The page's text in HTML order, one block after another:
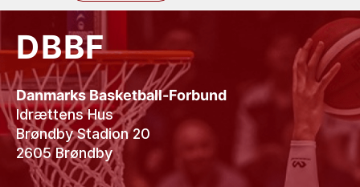
DBBF
Danmarks Basketball-Forbund
Idrættens Hus
Brøndby Stadion 20
2605 Brøndby